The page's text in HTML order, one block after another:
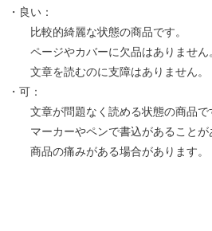
・良い：
比較的綺麗な状態の商品です。
ページやカバーに欠品はありません
文章を読むのに支障はありません。
・可：
文章が問題なく読める状態の商品で
マーカーやペンで書込があることが
商品の痛みがある場合があります。